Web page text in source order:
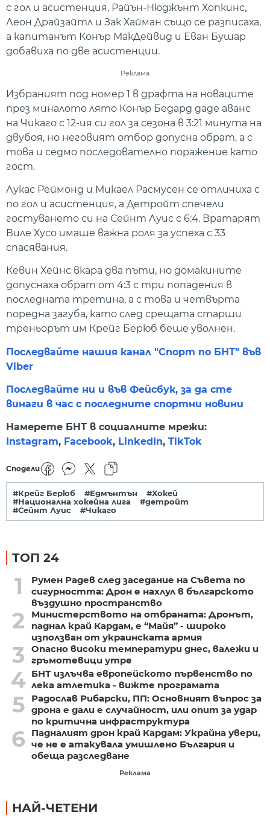
с гол и асистенция, Райън-Нюджънт Хопкинс,
Леон Драйзайтл и Зак Хайман също се разписаха,
а капитанът Конър МакДейвид и Еван Бушар
добавиха по две асистенции.
Реклама
Избраният под номер 1 в драфта на новаците
през миналото лято Конър Бедард даде аванс
на Чикаго с 12-ия си гол за сезона в 3:21 минута на
двубоя, но неговият отбор допусна обрат, а с
това и седмо последователно поражение като
гост.
Лукас Реймонд и Микаел Расмусен се отличиха с
по гол и асистенция, а Детройт спечели
гостуването си на Сейнт Луис с 6:4. Вратарят
Виле Хусо имаше важна роля за успеха с 33
спасявания.
Кевин Хейнс вкара два пъти, но домакините
допуснаха обрат от 4:3 с три попадения в
последната третина, а с това и четвърта
поредна загуба, като след срещата старши
треньорът им Крейг Берюб беше уволнен.
Последвайте нашия канал "Спорт по БНТ" във
Viber
Последвайте ни и във Фейсбук, за да сте
винаги в час с последните спортни новини
Намерете БНТ в социалните мрежи:
Instagram, Facebook, LinkedIn, TikTok
Сподели
#Крейг Берюб #Едмънтън
#Хокей
#Национална хокейна лига
#детройт
#Сейнт Луис
#Чикаго
ТОП 24
1
Румен Радев след заседание на Съвета по
сигурността: Дрон е нахлул в българското
въздушно пространство
2
Министерството на отбраната: Дронът,
паднал край Кардам, е “Майя” - широко
използван от украинската армия
3
Опасно високи температури днес, валежи и
гръмотевици утре
4 БНТ излъчва европейското първенство по
лека атлетика - вижте програмата
5
Радослав Рибарски, ПП: Основният въпрос за
дрона е дали е случайност, или опит за удар
по критична инфраструктура
6
Падналият дрон край Кардам: Украйна увери,
че не е атакувала умишлено България и
обеща разследване
Реклама
НАЙ-ЧЕТЕНИ